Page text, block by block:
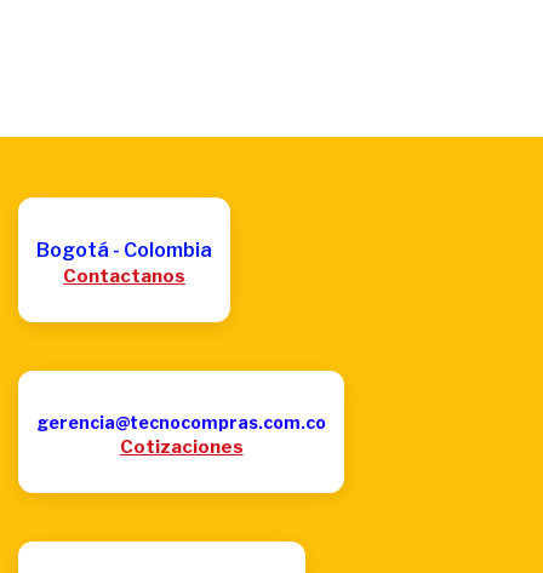
Bogotá - Colombia
Contactanos
gerencia@tecnocompras.com.co
Cotizaciones